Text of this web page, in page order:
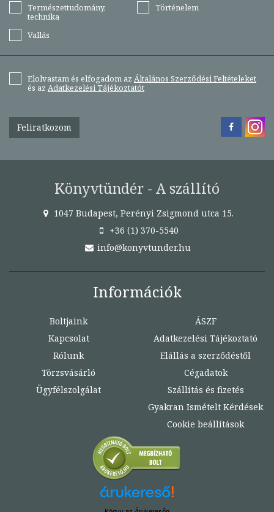
Természettudomány,
technika
Történelem
Vallás
Elolvastam és elfogadom az Általános Szerződési Feltételeket
és az Adatkezelési Tájékoztatót
Feliratkozom
Könyvtündér - A szállító
1047 Budapest, Perényi Zsigmond utca 15.
+36 (1) 370-5540
info@konyvtunder.hu
Információk
Boltjaink
Kapcsolat
Rólunk
Törzsvásárló
Ügyfélszolgálat
ÁSZF
Adatkezelési Tájékoztató
Elállás a szerződéstől
Cégadatok
Szállítás és fizetés
Gyakran Ismételt Kérdések
Cookie beállítások